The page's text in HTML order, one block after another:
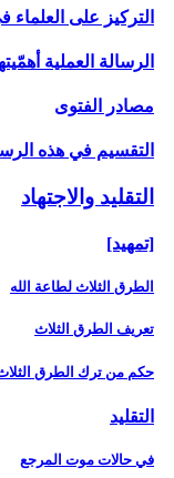
التركيز على العلماء
الرسالة العملية
مصادر الفتوى
التقسيم في هذه
التقليد والاجتهاد
[تمهيد]
الطرق الثلاث لطاعة الله
تعريف الطرق الثلاث
حكم من ترك الطرق
التقليد
في حالات موت المرجع